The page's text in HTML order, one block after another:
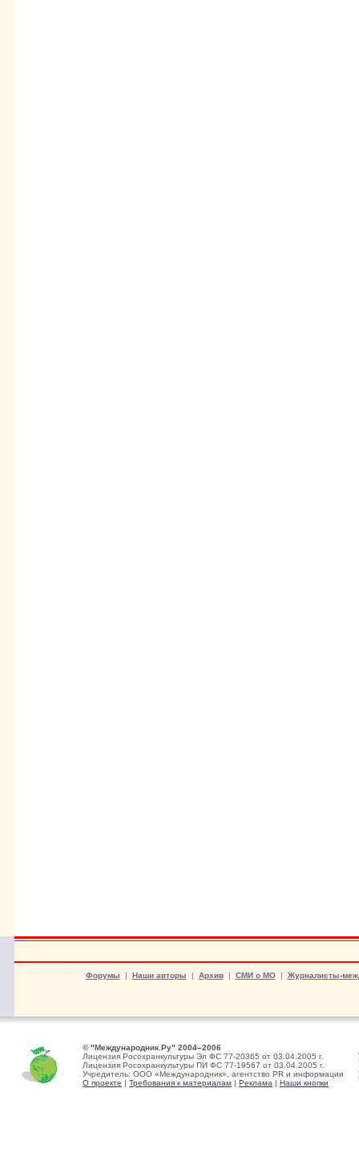
Форумы | Наши авторы | Архив| СМИ о МО| Журналисты-
© "Международник.Ру" 2004–2006
Лицензия Росохранкультуры Эл ФС 77-20365 от 03.04.2005 г.
Лицензия Росохранкультуры ПИ ФС 77-19567 от 03.04.2005 г.
Учредитель: ООО «Международник», агентство PR и информации
О проекте | Требования к материалам | Реклама | Наши кнопки